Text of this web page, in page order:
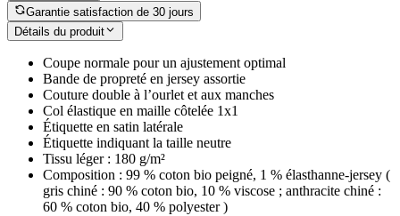
Garantie satisfaction de 30 jours
Détails du produit
Coupe normale pour un ajustement optimal
Bande de propreté en jersey assortie
Couture double à l’ourlet et aux manches
Col élastique en maille côtelée 1x1
Étiquette en satin latérale
Étiquette indiquant la taille neutre
Tissu léger : 180 g/m²
Composition : 99 % coton bio peigné, 1 % élasthanne-jersey (
gris chiné : 90 % coton bio, 10 % viscose ; anthracite chiné :
60 % coton bio, 40 % polyester )